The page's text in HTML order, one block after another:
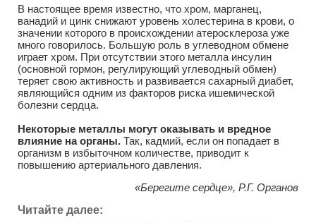
В настоящее время известно, что хром, марганец,
ванадий и цинк снижают уровень холестерина в крови, о
значении которого в происхождении атеросклероза уже
много говорилось. Большую роль в углеводном обмене
играет хром. При отсутствии этого металла инсулин
(основной гормон, регулирующий углеводный обмен)
теряет свою активность и развивается сахарный диабет,
являющийся одним из факторов риска ишемической
болезни сердца.
Некоторые металлы могут оказывать и вредное
влияние на органы. Так, кадмий, если он попадает в
организм в избыточном количестве, приводит к
повышению артериального давления.
«Берегите сердце», Р.Г. Органов
Читайте далее: